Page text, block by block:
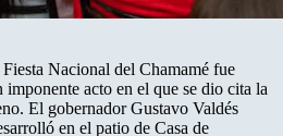
Nacional del Chamamé fue
imponente acto en el que se dio cita la
El gobernador Gustavo Valdés
en el patio de Casa de